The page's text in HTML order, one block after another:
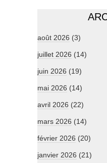
août 2026 (3)
juillet 2026 (14)
juin 2026 (19)
mai 2026 (14)
avril 2026 (22)
mars 2026 (14)
février 2026 (20)
janvier 2026 (21)